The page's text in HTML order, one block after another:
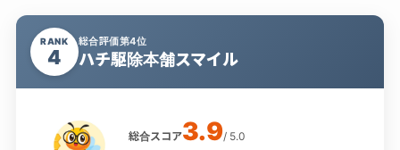
RANK
4
総合評価第4位
ハチ駆除本舗スマイル
総合スコア3.9/ 5.0